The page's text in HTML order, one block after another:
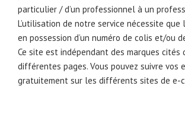
particulier / d’un professionnel à un
L’utilisation de notre service nécessite que
en possession d’un numéro de colis et/ou
Ce site est indépendant des marques cités
différentes pages. Vous pouvez suivre vos
gratuitement sur les différents sites de e-